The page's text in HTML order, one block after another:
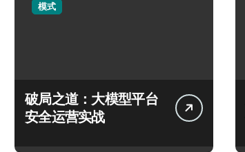
模式
破局之道：大模型平台
安全运营实战